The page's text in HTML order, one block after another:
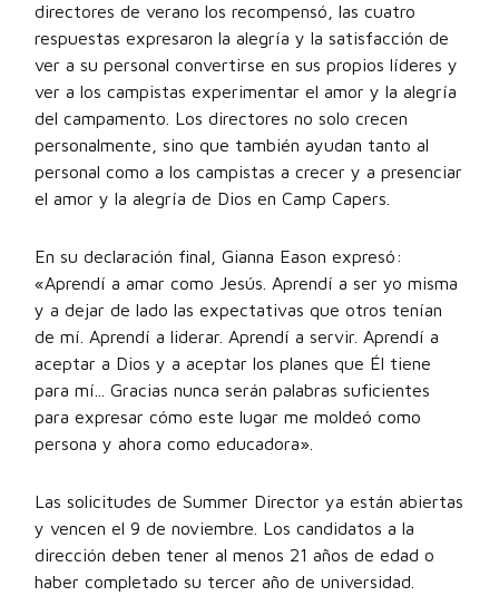
directores de verano los recompensó, las cuatro
respuestas expresaron la alegría y la satisfacción de
ver a su personal convertirse en sus propios líderes y
ver a los campistas experimentar el amor y la alegría
del campamento. Los directores no solo crecen
personalmente, sino que también ayudan tanto al
personal como a los campistas a crecer y a presenciar
el amor y la alegría de Dios en Camp Capers.
En su declaración final, Gianna Eason expresó:
«Aprendí a amar como Jesús. Aprendí a ser yo misma
y a dejar de lado las expectativas que otros tenían
de mí. Aprendí a liderar. Aprendí a servir. Aprendí a
aceptar a Dios y a aceptar los planes que Él tiene
para mí... Gracias nunca serán palabras suficientes
para expresar cómo este lugar me moldeó como
persona y ahora como educadora».
Las solicitudes de Summer Director ya están abiertas
y vencen el 9 de noviembre. Los candidatos a la
dirección deben tener al menos 21 años de edad o
haber completado su tercer año de universidad.